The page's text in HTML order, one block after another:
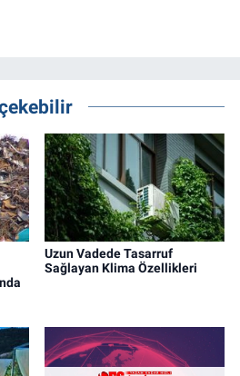
Uzun Vadede Tasarruf
Sağlayan Klima Özellikleri